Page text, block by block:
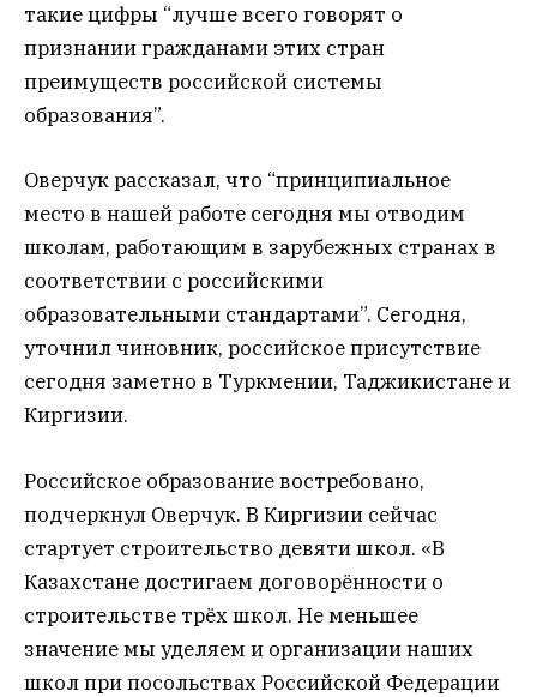
такие цифры “лучше всего говорят о
признании гражданами этих стран
преимуществ российской системы
образования”.
Оверчук рассказал, что “принципиальное
место в нашей работе сегодня мы отводим
школам, работающим в зарубежных странах в
соответствии с российскими
образовательными стандартами”. Сегодня,
уточнил чиновник, российское присутствие
сегодня заметно в Туркмении, Таджикистане и
Киргизии.
Российское образование востребовано,
подчеркнул Оверчук. В Киргизии сейчас
стартует строительство девяти школ. «В
Казахстане достигаем договорённости о
строительстве трёх школ. Не меньшее
значение мы уделяем и организации наших
школ при посольствах Российской Федерации